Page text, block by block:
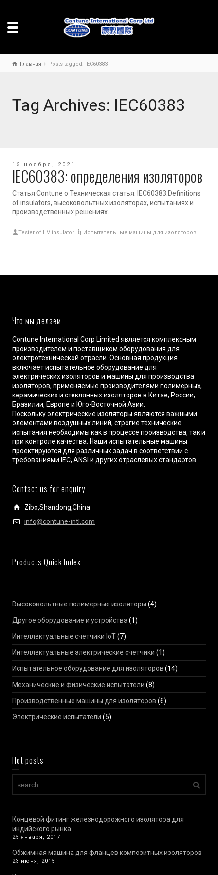
Главная Posts tagged: IEC60383
Tag Archives: IEC60383
15 ноября, 2021
IEC60383: определения изоляторов
Статья Contune о Техническая статья: IEC60383:Definitions
of insulators, высоковольтных изоляторах, испытаниях и
производственных решениях.
Tester of HV insulator Испытательные машины для изоляторов
Что мы делаем
Contune International Corp Limited является комплексным
производителем и поставщиком оборудования для
электротехнической отрасли. Основная продукция
включает испытательное оборудование для
электрических изоляторов и машины для производства
изоляторов, применяемые производителями полимерных,
керамических и стеклянных изоляторов в Китае, России,
Бразилии, Европе и Юго-Восточной Азии.
Поскольку электрические изоляторы являются важными
элементами воздушных линий, строгие технические
испытания необходимы как в процессе производства, так и
при контроле качества. Наши испытательные машины
проектируются для различных задач в соответствии с
требованиями IEC, ANSI и других отраслевых стандартов.
Contact us for enquiry
Zibo,Shandong,China
info@contune-intl.com
Products Quick Index
Высоковольтные полимерные изоляторы (4)
Другое оборудование и устройства(1)
Интеллектуальные счетчики IoT(7)
Интеллектуальные электрические счетчики (1)
Испытательное оборудование для изоляторов (14)
Механические и физические испытатели (8)
Производственные машины для изоляторов (6)
Электрические испытатели (5)
Hot posts
Концевой фитинг железнодорожного изолятора для
индийского рынка
25 января, 2017
Обжимная машина для фланцев композитных изоляторов
23 июня, 2015